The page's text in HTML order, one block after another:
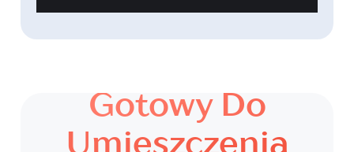
Gotowy Do
Umieszczenia